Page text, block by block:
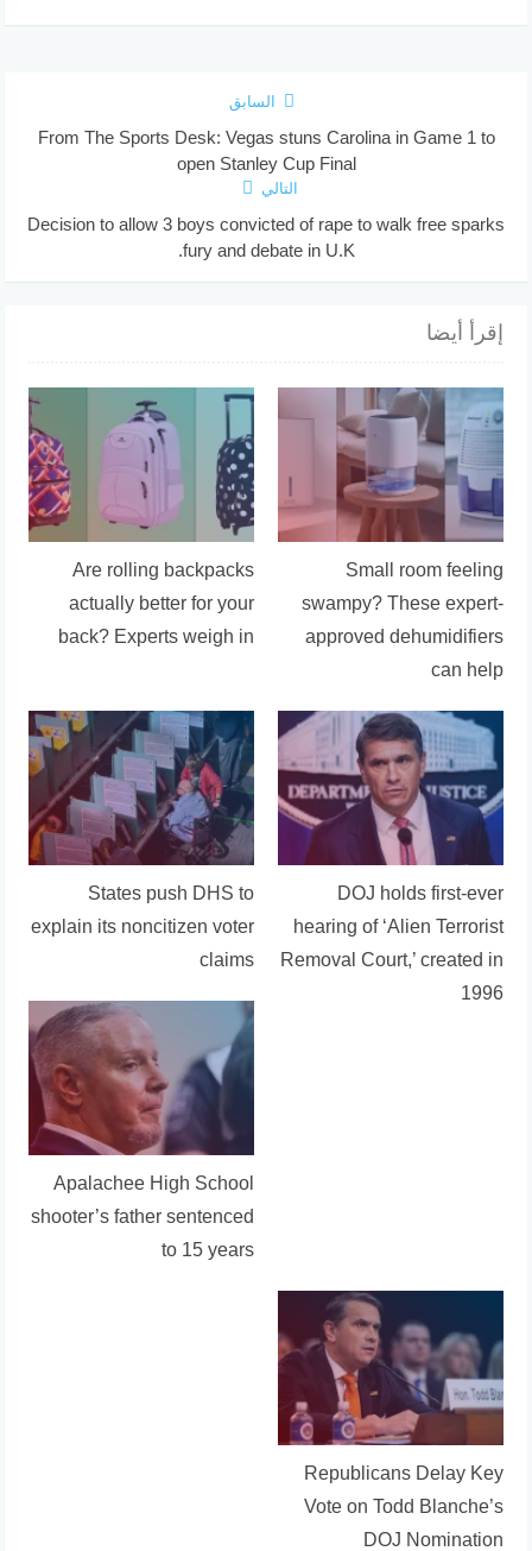
السابق
From The Sports Desk: Vegas stuns Carolina in Game 1 to
open Stanley Cup Final
التالي
Decision to allow 3 boys convicted of rape to walk free sparks
fury and debate in U.K.
إقرأ أيضا
Small room feeling
swampy? These expert-
approved dehumidifiers
can help
Are rolling backpacks
actually better for your
back? Experts weigh in
DOJ holds first-ever
hearing of ‘Alien Terrorist
Removal Court,’ created in
1996
States push DHS to
explain its noncitizen voter
claims
Apalachee High School
shooter’s father sentenced
to 15 years
Republicans Delay Key
Vote on Todd Blanche’s
DOJ Nomination